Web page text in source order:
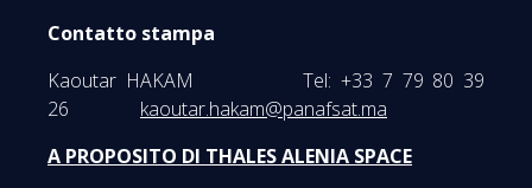
Contatto stampa
Kaoutar HAKAM Tel: +33 7 79 80 39
26 kaoutar.hakam@panafsat.ma
A PROPOSITO DI THALES ALENIA SPACE